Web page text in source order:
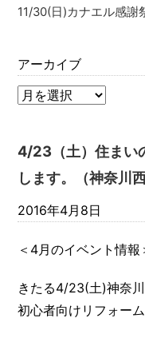
11/30(日)カナエル感
アーカイブ
4/23（土）住まい
します。（神奈川西
2016年4月8日
＜4月のイベント情報
きたる4/23(土)神奈
初心者向けリフォー